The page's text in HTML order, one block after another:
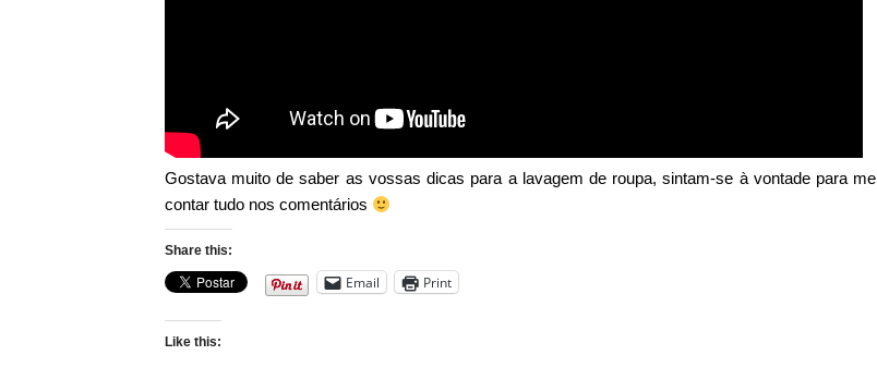
Gostava muito de saber as vossas dicas para a lavagem de roupa, sintam-se à vontade para me
contar tudo nos comentários
Share this:
Email Print
Like this: